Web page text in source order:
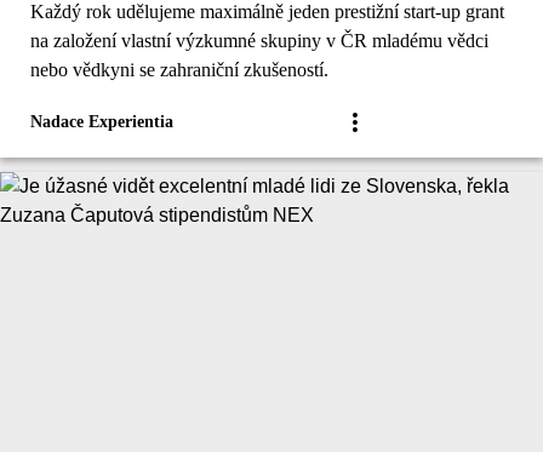
Každý rok udělujeme maximálně jeden prestižní start-up grant
na založení vlastní výzkumné skupiny v ČR mladému vědci
nebo vědkyni se zahraniční zkušeností.
Nadace Experientia